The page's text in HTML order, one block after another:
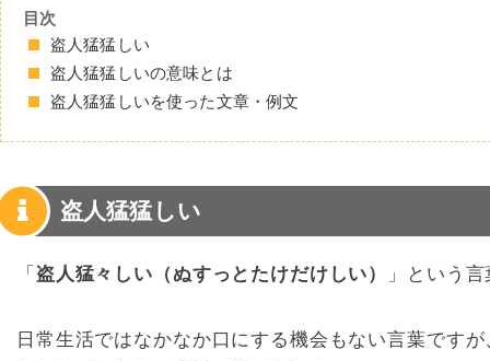
目次
盗人猛猛しい
盗人猛猛しいの意味とは
盗人猛猛しいを使った文章・例文
盗人猛猛しい
「 盗人猛々しい（ぬすっとたけだけしい） 」という
日常生活ではなかなか口にする機会もない言葉です